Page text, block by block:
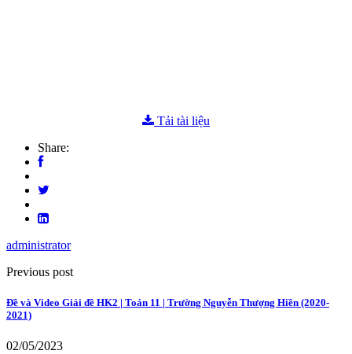
Tải tài liệu
Share:
administrator
Previous post
Đề và Video Giải đề HK2 | Toán 11 | Trường Nguyễn Thượng Hiền (2020-
2021)
02/05/2023